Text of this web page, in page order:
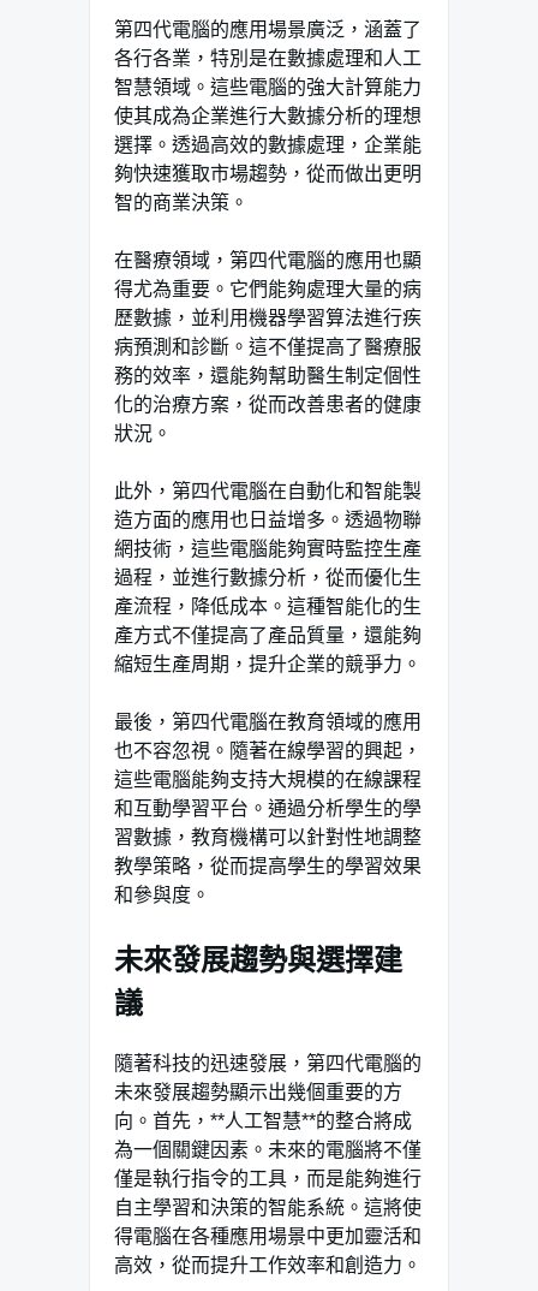
第四代電腦的應用場景廣泛，涵蓋了
各行各業，特別是在數據處理和人工
智慧領域。這些電腦的強大計算能力
使其成為企業進行大數據分析的理想
選擇。透過高效的數據處理，企業能
夠快速獲取市場趨勢，從而做出更明
智的商業決策。
在醫療領域，第四代電腦的應用也顯
得尤為重要。它們能夠處理大量的病
歷數據，並利用機器學習算法進行疾
病預測和診斷。這不僅提高了醫療服
務的效率，還能夠幫助醫生制定個性
化的治療方案，從而改善患者的健康
狀況。
此外，第四代電腦在自動化和智能製
造方面的應用也日益增多。透過物聯
網技術，這些電腦能夠實時監控生產
過程，並進行數據分析，從而優化生
產流程，降低成本。這種智能化的生
產方式不僅提高了產品質量，還能夠
縮短生產周期，提升企業的競爭力。
最後，第四代電腦在教育領域的應用
也不容忽視。隨著在線學習的興起，
這些電腦能夠支持大規模的在線課程
和互動學習平台。通過分析學生的學
習數據，教育機構可以針對性地調整
教學策略，從而提高學生的學習效果
和參與度。
未來發展趨勢與選擇建
議
隨著科技的迅速發展，第四代電腦的
未來發展趨勢顯示出幾個重要的方
向。首先，**人工智慧**的整合將成
為一個關鍵因素。未來的電腦將不僅
僅是執行指令的工具，而是能夠進行
自主學習和決策的智能系統。這將使
得電腦在各種應用場景中更加靈活和
高效，從而提升工作效率和創造力。